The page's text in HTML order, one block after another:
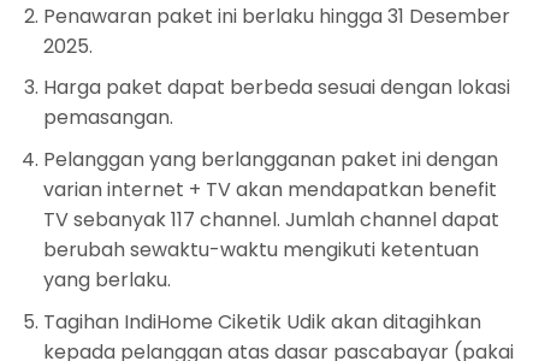
Penawaran paket ini berlaku hingga 31 Desember
2025.
Harga paket dapat berbeda sesuai dengan lokasi
pemasangan.
Pelanggan yang berlangganan paket ini dengan
varian internet + TV akan mendapatkan benefit
TV sebanyak 117 channel. Jumlah channel dapat
berubah sewaktu-waktu mengikuti ketentuan
yang berlaku.
Tagihan IndiHome Ciketik Udik akan ditagihkan
kepada pelanggan atas dasar pascabayar (pakai